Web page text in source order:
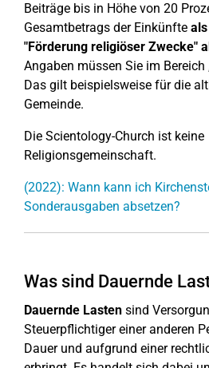
Beiträge bis in Höhe von 20
Gesamtbetrags der Einkünfte
"Förderung religiöser Zwecke"
Angaben müssen Sie im Bereich
Das gilt beispielsweise für die
Gemeinde.
Die Scientology-Church ist keine
Religionsgemeinschaft.
(2022): Wann kann ich
Sonderausgaben absetzen?
Was sind Dauernde
Dauernde Lasten sind
Steuerpflichtiger einer anderen
Dauer und aufgrund einer